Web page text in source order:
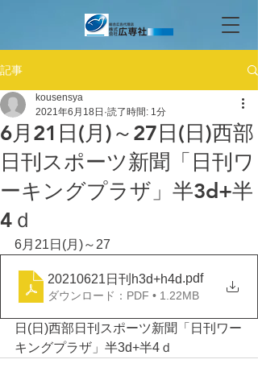
記事
6月21日(月)～27日(日)西部
日刊スポーツ新聞「日刊ワ
ーキングプラザ」半3d+半
4ｄ
kousensya
2021年6月18日 読了時間: 1分
6月21日(月)～27
20210621日刊h3d+h4d.pdf
ダウンロード：PDF • 1.22MB
日(日)西部日刊スポーツ新聞「日刊ワー
キングプラザ」半3d+半4ｄ